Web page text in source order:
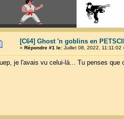
[C64] Ghost 'n goblins en
« Répondre #1 le:Juillet 08, 2022, 11:11:02
je l'avais vu celui-là... Tu penses que